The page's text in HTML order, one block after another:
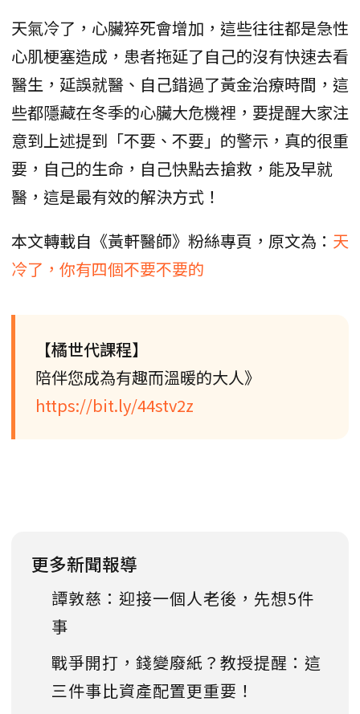
天氣冷了，心臟猝死會增加，這些往往都是急性
心肌梗塞造成，患者拖延了自己的沒有快速去看
醫生，延誤就醫、自己錯過了黃金治療時間，這
些都隱藏在冬季的心臟大危機裡，要提醒大家注
意到上述提到「不要、不要」的警示，真的很重
要，自己的生命，自己快點去搶救，能及早就
醫，這是最有效的解決方式！
本文轉載自《黃軒醫師》粉絲專頁，原文為： 天
冷了，你有四個不要不要的
【橘世代課程】
陪伴您成為有趣而溫暖的大人》
https://bit.ly/44stv2z
更多新聞報導
譚敦慈：迎接一個人老後，先想5件
事
戰爭開打，錢變廢紙？教授提醒：這
三件事比資產配置更重要！